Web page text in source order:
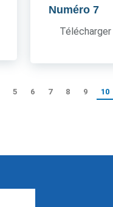
Numéro 7
5 6 7 8 9 10